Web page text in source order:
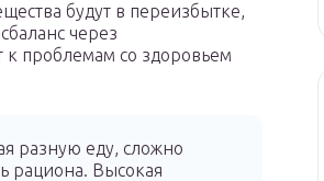
будут в переизбытке,
через
проблемам со здоровьем
разную еду, сложно
рациона. Высокая